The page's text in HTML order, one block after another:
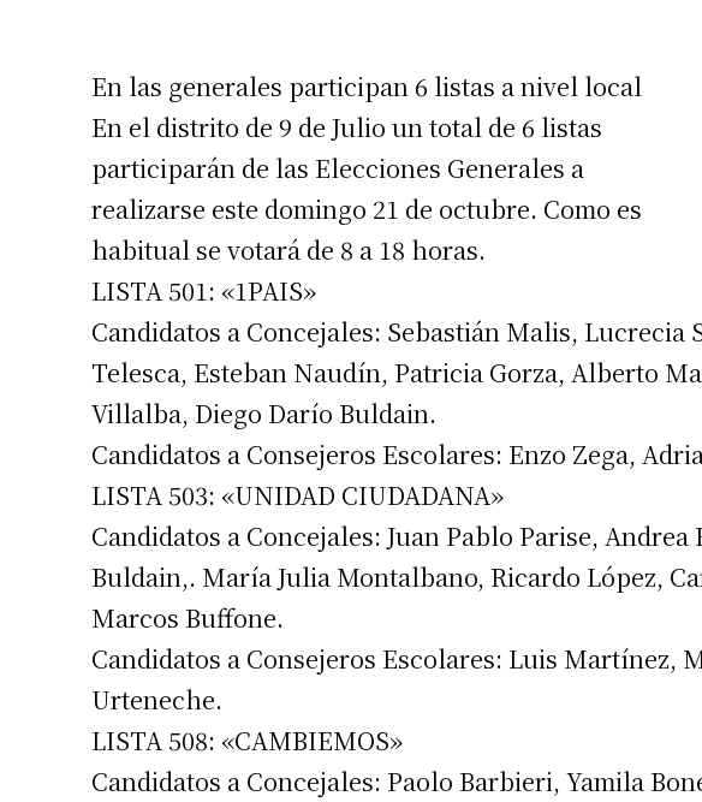
En las generales participan 6 listas a nivel local
En el distrito de 9 de Julio un total de 6 listas
participarán de las Elecciones Generales a
realizarse este domingo 21 de octubre. Como es
habitual se votará de 8 a 18 horas.
LISTA 501: «1PAIS»
Candidatos a Concejales: Sebastián Malis, Lucrecia
Telesca, Esteban Naudín, Patricia Gorza, Alberto
Villalba, Diego Darío Buldain.
Candidatos a Consejeros Escolares: Enzo Zega,
LISTA 503: «UNIDAD CIUDADANA»
Candidatos a Concejales: Juan Pablo Parise,
Buldain,. María Julia Montalbano, Ricardo López,
Marcos Buffone.
Candidatos a Consejeros Escolares: Luis Martínez,
Urteneche.
LISTA 508: «CAMBIEMOS»
Candidatos a Concejales: Paolo Barbieri, Yamila